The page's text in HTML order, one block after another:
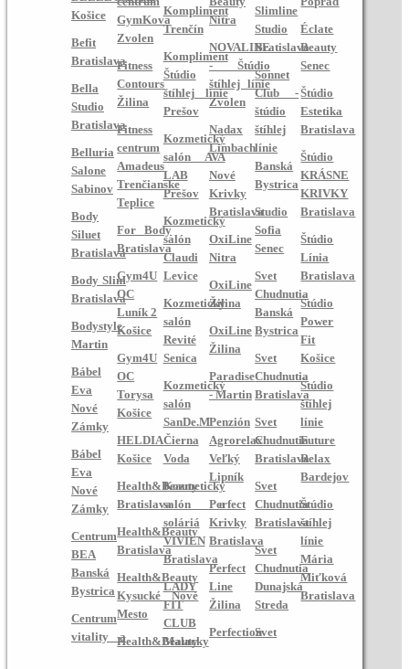
Košice
Befit
Bratislava
Bella
Studio
Bratislava
Belluria
Salone
Sabinov
Body
Siluet
Bratislava
Body Slim
Bratislava
Bodystyle
Martin
Bábel
Eva
Nové
Zámky
Bábel
Eva
Nové
Zámky
Centrum
BEA
Banská
Bystrica
Centrum
vitality a
GymKova
Zvolen
Fitness
Contours
Žilina
Fitness
centrum
Amadeus
Trenčianske
Teplice
For Body
Bratislava
Gym4U
OC
Luník 2
Košice
Gym4U
OC
Torysa
Košice
HELDIA
Košice
Health&Beauty
Bratislava
Health&Beauty
Bratislava
Health&Beauty
Kysucké Nové
Mesto
Health&Beauty
Kompliment
Trenčín
Kompliment
Štúdio
štíhlej línie
Prešov
Kozmetický
salón AVA
LAB
Prešov
Kozmetický
salón
Claudi
Levice
Kozmetický
salón
Revité
Senica
Kozmetický
salón
SanDe.M
Čierna
Voda
Kozmetický
salón a
soláriá
VIVIEN
Bratislava
LADY
FIT
CLUB
Malacky
Nitra
NOVALINE
- Štúdio
štíhlej línie
Zvolen
Nadax
Limbach
Nové
Krivky
Bratislava
OxiLine
Nitra
OxiLine
Žilina
OxiLine
Žilina
Paradise
- Martin
Penzión
Agrorelax
Veľký
Lipník
Perfect
Krivky
Bratislava
Perfect
Line
Žilina
Perfection
Slimline
Studio
Bratislava
Sonnet
Club -
štúdio
štíhlej
línie
Banská
Bystrica
Studio
Sofia
Senec
Svet
Chudnutia
Banská
Bystrica
Svet
Chudnutia
Bratislava
Svet
Chudnutia
Bratislava
Svet
Chudnutia
Bratislava
Svet
Chudnutia
Dunajská
Streda
Svet
Éclate
Beauty
Senec
Štúdio
Estetika
Bratislava
Štúdio
KRÁSNE
KRIVKY
Bratislava
Štúdio
Línia
Bratislava
Štúdio
Power
Fit
Košice
Štúdio
štíhlej
línie
Future
Relax
Bardejov
Štúdio
štíhlej
línie
Mária
Miťková
Bratislava